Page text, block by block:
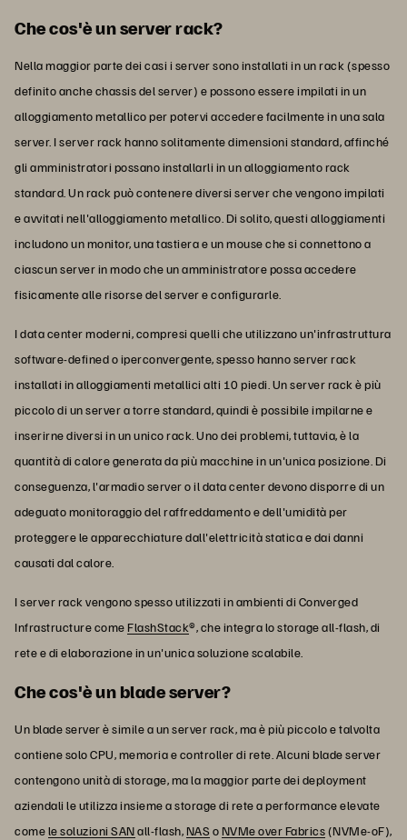
Che cos'è un server rack?
Nella maggior parte dei casi i server sono installati in un rack (spesso
definito anche chassis del server) e possono essere impilati in un
alloggiamento metallico per potervi accedere facilmente in una sala
server. I server rack hanno solitamente dimensioni standard, affinché
gli amministratori possano installarli in un alloggiamento rack
standard. Un rack può contenere diversi server che vengono impilati
e avvitati nell'alloggiamento metallico. Di solito, questi alloggiamenti
includono un monitor, una tastiera e un mouse che si connettono a
ciascun server in modo che un amministratore possa accedere
fisicamente alle risorse del server e configurarle.
I data center moderni, compresi quelli che utilizzano un'infrastruttura
software-defined o iperconvergente, spesso hanno server rack
installati in alloggiamenti metallici alti 10 piedi. Un server rack è più
piccolo di un server a torre standard, quindi è possibile impilarne e
inserirne diversi in un unico rack. Uno dei problemi, tuttavia, è la
quantità di calore generata da più macchine in un'unica posizione. Di
conseguenza, l'armadio server o il data center devono disporre di un
adeguato monitoraggio del raffreddamento e dell'umidità per
proteggere le apparecchiature dall'elettricità statica e dai danni
causati dal calore.
I server rack vengono spesso utilizzati in ambienti di Converged
Infrastructure comeFlashStack®, che integra lo storage all-flash, di
rete e di elaborazione in un'unica soluzione scalabile.
Che cos'è un blade server?
Un blade server è simile a un server rack, ma è più piccolo e talvolta
contiene solo CPU, memoria e controller di rete. Alcuni blade server
contengono unità di storage, ma la maggior parte dei deployment
aziendali le utilizza insieme a storage di rete a performance elevate
comele soluzioni SANall-flash,NASoNVMe over Fabrics(NVMe-oF),